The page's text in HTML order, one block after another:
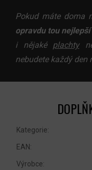
Pokud máte doma
opravdu tou
i nějaké plachty
nebudete každý den
Kategorie:
EAN:
Výrobce: